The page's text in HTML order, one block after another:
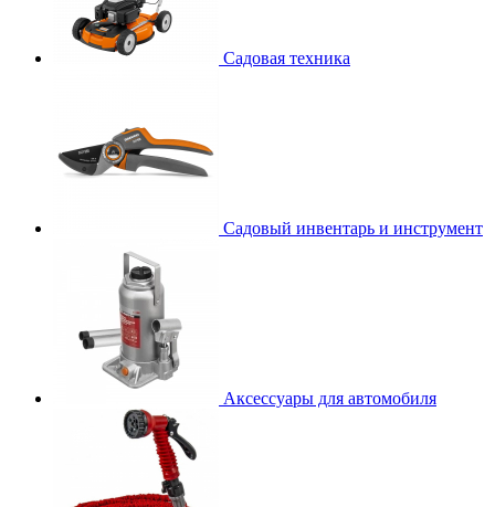
Садовая техника
Садовый инвентарь и инструмент
Аксессуары для автомобиля